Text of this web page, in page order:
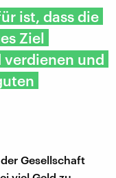
ist, dass die
Ziel
verdienen und
Gesellschaft